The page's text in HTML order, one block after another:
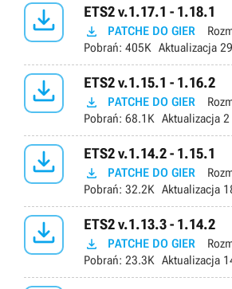
 ETS2 v.1.17.1 - 1.18.1
 PATCHE DO GIER
Pobrań: 405K Aktualizacja
 ETS2 v.1.15.1 - 1.16.2
 PATCHE DO GIER
Pobrań: 68.1K Aktualizacja 2
 ETS2 v.1.14.2 - 1.15.1
 PATCHE DO GIER
Pobrań: 32.2K Aktualizacja
 ETS2 v.1.13.3 - 1.14.2
 PATCHE DO GIER
Pobrań: 23.3K Aktualizacja